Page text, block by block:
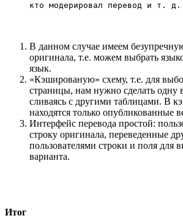
кто модерировал перевод и т. д.
В данном случае имеем
оригинала, т.е. можем выбрать
язык.
«Кэшированую» схему, т.е. для
страницы, нам нужно сделать одну
сливаясь с другими таблицами. В
находятся только опубликованные
Интерфейс перевода простой:
строку оригинала, переведенные
пользователями строки и поля для
варианта.
Итог